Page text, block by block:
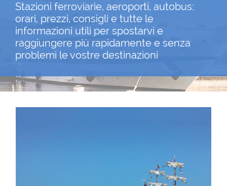
Stazioni ferroviarie, aeroporti, autobus:
orari, prezzi, consigli e tutte le
informazioni utili per spostarvi e
raggiungere più rapidamente e senza
problemi le vostre destinazioni